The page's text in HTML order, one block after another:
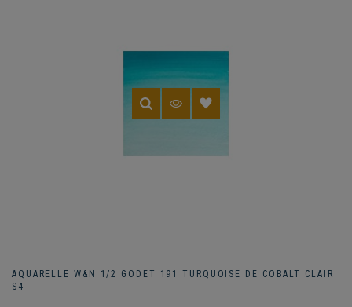
AQUARELLE W&N 1/2 GODET 191 TURQUOISE DE COBALT CLAIR
S4